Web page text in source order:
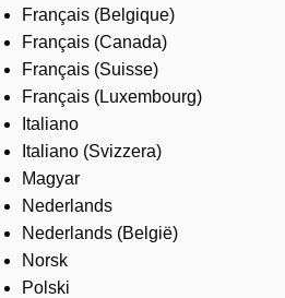
Français (Belgique)
Français (Canada)
Français (Suisse)
Français (Luxembourg)
Italiano
Italiano (Svizzera)
Magyar
Nederlands
Nederlands (België)
Norsk
Polski